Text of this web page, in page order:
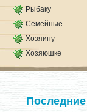
Рыбаку
Семейные
Хозяину
Хозяюшке